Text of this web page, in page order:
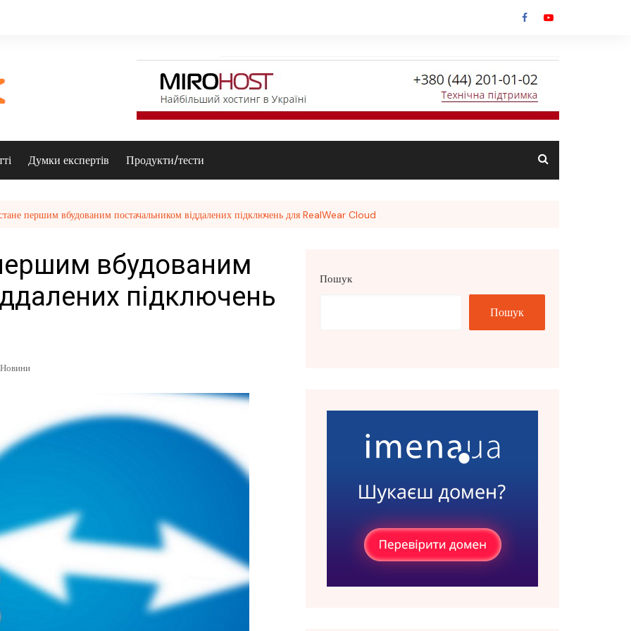
Думки експертів Продукти/тести
першим вбудованим постачальником віддалених підключень для RealWear Cloud
вбудованим
підключень
Новини
Пошук
Пошук